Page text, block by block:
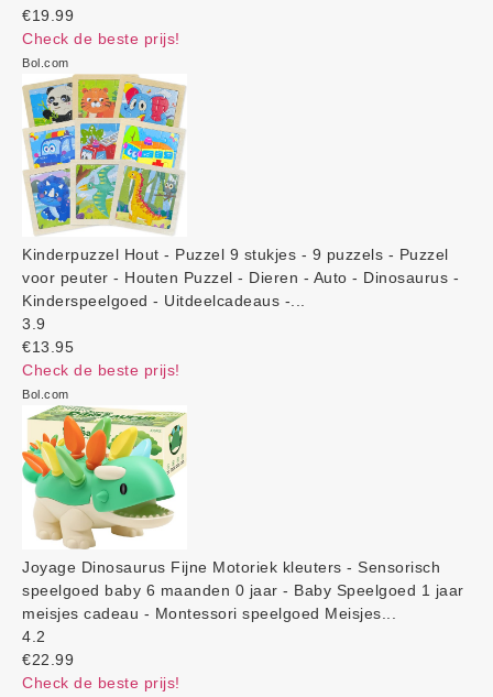
€19.99
Check de beste prijs!
Bol.com
Kinderpuzzel Hout - Puzzel 9 stukjes - 9 puzzels - Puzzel
voor peuter - Houten Puzzel - Dieren - Auto - Dinosaurus -
Kinderspeelgoed - Uitdeelcadeaus -...
3.9
€13.95
Check de beste prijs!
Bol.com
Joyage Dinosaurus Fijne Motoriek kleuters - Sensorisch
speelgoed baby 6 maanden 0 jaar - Baby Speelgoed 1 jaar
meisjes cadeau - Montessori speelgoed Meisjes...
4.2
€22.99
Check de beste prijs!